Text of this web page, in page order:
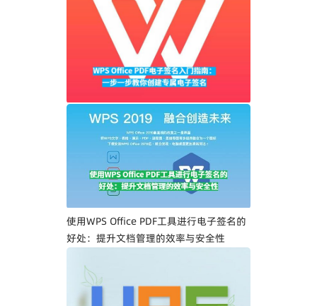
WPS Office PDF电子签名入门指南：一步
一步教你创建专属电子签名
使用WPS Office PDF工具进行电子签名的
好处：提升文档管理的效率与安全性